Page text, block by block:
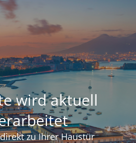
wird aktuell
zu Ihrer Haustür